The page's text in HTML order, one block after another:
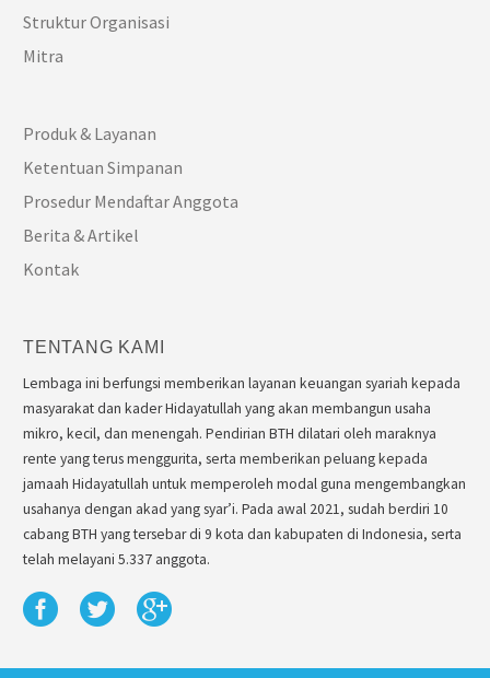
Struktur Organisasi
Mitra
Produk & Layanan
Ketentuan Simpanan
Prosedur Mendaftar Anggota
Berita & Artikel
Kontak
TENTANG KAMI
Lembaga ini berfungsi memberikan layanan keuangan syariah kepada
masyarakat dan kader Hidayatullah yang akan membangun usaha
mikro, kecil, dan menengah. Pendirian BTH dilatari oleh maraknya
rente yang terus menggurita, serta memberikan peluang kepada
jamaah Hidayatullah untuk memperoleh modal guna mengembangkan
usahanya dengan akad yang syar’i. Pada awal 2021, sudah berdiri 10
cabang BTH yang tersebar di 9 kota dan kabupaten di Indonesia, serta
telah melayani 5.337 anggota.